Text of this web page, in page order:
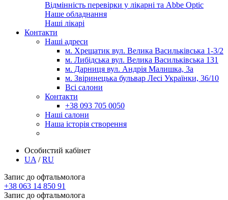
Відмінність перевірки у лікарні та Abbe Optic
Наше обладнання
Наші лікарі
Контакти
Наші адреси
м. Хрещатик вул. Велика Васильківська 1-3/2
м. Либідська вул. Велика Васильківська 131
м. Дарниця вул. Андрія Малишка, 3а
м. Звіринецька бульвар Лесі Українки, 36/10
Всі салони
Контакти
+38 093 705 0050
Наші салони
Наша історія створення
Особистий кабінет
UA /RU
Запис до офтальмолога
+38 063 14 850 91
Запис до офтальмолога